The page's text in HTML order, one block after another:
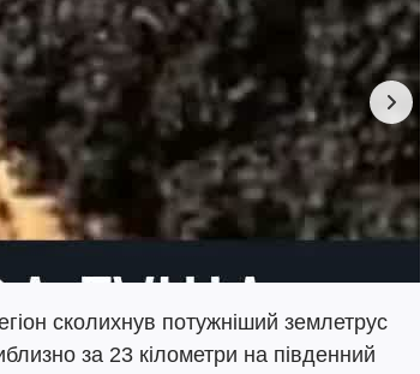
сколихнув потужніший землетрус
за 23 кілометри на південний